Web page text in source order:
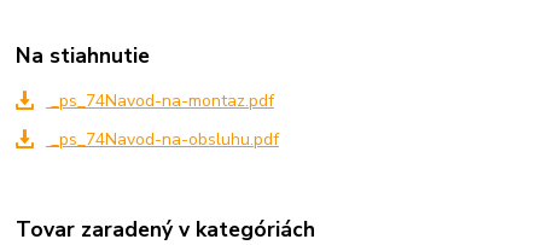
Na stiahnutie
_ps_74Navod-na-montaz.pdf
_ps_74Navod-na-obsluhu.pdf
Tovar zaradený v kategóriách